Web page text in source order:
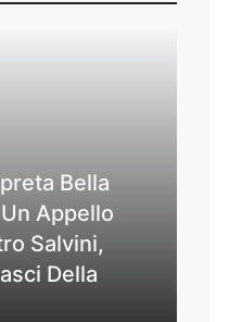
Bella
Appello
Salvini,
Della